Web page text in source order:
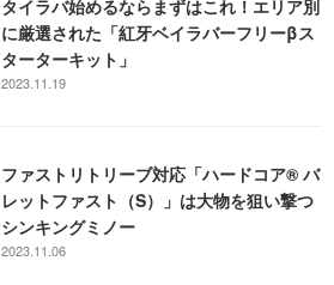
タイラバ始めるならまずはこれ！エリア別
に厳選された「紅牙ベイラバーフリーβス
ターターキット」
2023.11.19
ファストリトリーブ対応「ハードコア® バ
レットファスト（S）」は大物を狙い撃つ
シンキングミノー
2023.11.06